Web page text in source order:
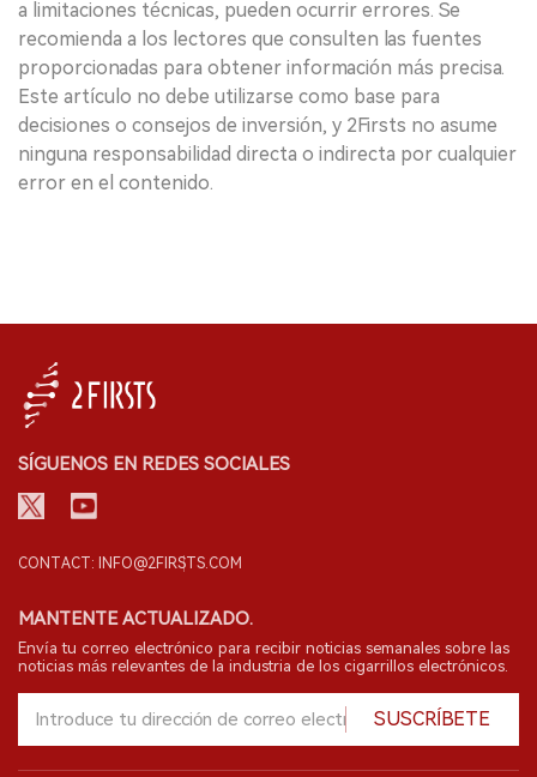
a limitaciones técnicas, pueden ocurrir errores. Se
recomienda a los lectores que consulten las fuentes
proporcionadas para obtener información más precisa.
Este artículo no debe utilizarse como base para
decisiones o consejos de inversión, y 2Firsts no asume
ninguna responsabilidad directa o indirecta por cualquier
error en el contenido.
SÍGUENOS EN REDES SOCIALES
CONTACT: INFO@2FIRSTS.COM
MANTENTE ACTUALIZADO.
Envía tu correo electrónico para recibir noticias semanales sobre las
noticias más relevantes de la industria de los cigarrillos electrónicos.
SUSCRÍBETE